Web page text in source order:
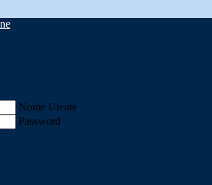
Nome Utente
Password